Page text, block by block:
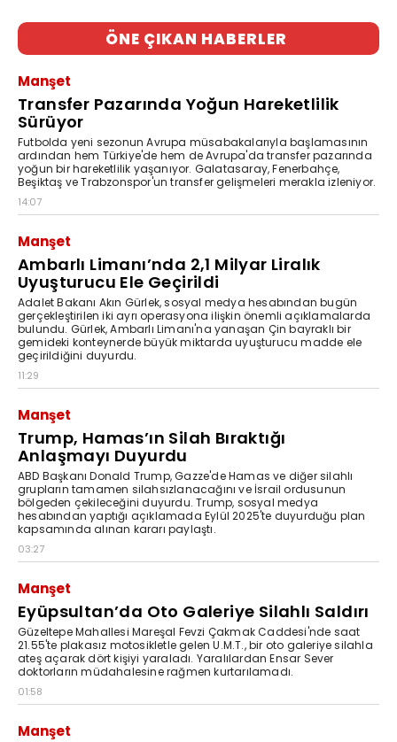
ÖNE ÇIKAN HABERLER
Manşet
Transfer Pazarında Yoğun Hareketlilik
Sürüyor
Futbolda yeni sezonun Avrupa müsabakalarıyla başlamasının
ardından hem Türkiye'de hem de Avrupa'da transfer pazarında
yoğun bir hareketlilik yaşanıyor. Galatasaray, Fenerbahçe,
Beşiktaş ve Trabzonspor'un transfer gelişmeleri merakla izleniyor.
14:07
Manşet
Ambarlı Limanı’nda 2,1 Milyar Liralık
Uyuşturucu Ele Geçirildi
Adalet Bakanı Akın Gürlek, sosyal medya hesabından bugün
gerçekleştirilen iki ayrı operasyona ilişkin önemli açıklamalarda
bulundu. Gürlek, Ambarlı Limanı'na yanaşan Çin bayraklı bir
gemideki konteynerde büyük miktarda uyuşturucu madde ele
geçirildiğini duyurdu.
11:29
Manşet
Trump, Hamas’ın Silah Bıraktığı
Anlaşmayı Duyurdu
ABD Başkanı Donald Trump, Gazze'de Hamas ve diğer silahlı
grupların tamamen silahsızlanacağını ve İsrail ordusunun
bölgeden çekileceğini duyurdu. Trump, sosyal medya
hesabından yaptığı açıklamada Eylül 2025'te duyurduğu plan
kapsamında alınan kararı paylaştı.
03:27
Manşet
Eyüpsultan’da Oto Galeriye Silahlı Saldırı
Güzeltepe Mahallesi Mareşal Fevzi Çakmak Caddesi'nde saat
21.55'te plakasız motosikletle gelen U.M.T., bir oto galeriye silahla
ateş açarak dört kişiyi yaraladı. Yaralılardan Ensar Sever
doktorların müdahalesine rağmen kurtarılamadı.
01:58
Manşet